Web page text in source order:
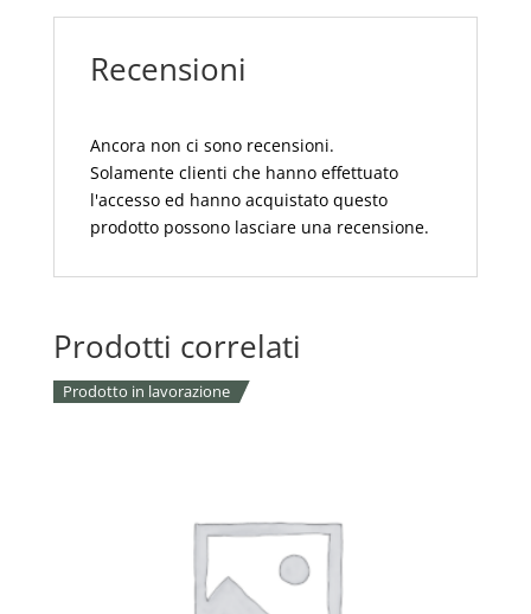
E
quantitàRecensioni
Ancora non ci sono recensioni.
Solamente clienti che hanno effettuato
l'accesso ed hanno acquistato questo
prodotto possono lasciare una recensione.
Prodotti correlati
Prodotto in lavorazione